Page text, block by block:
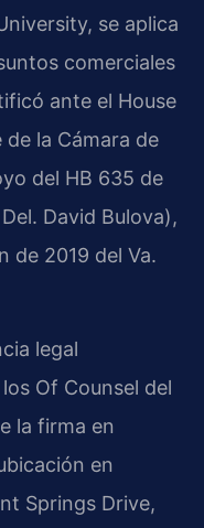
se aplica
comerciales
ante el House
la Cámara de
del HB 635 de
David Bulova),
de 2019 del Va.
legal
Of Counsel del
la firma en
en
Springs Drive,